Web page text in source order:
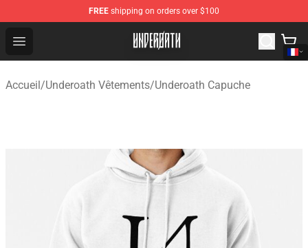
FREE shipping on orders over $100
Open menu
Underoath Store - Official Underoath Merchandise Shop
Accueil/Underoath Vêtements/Underoath Capuche